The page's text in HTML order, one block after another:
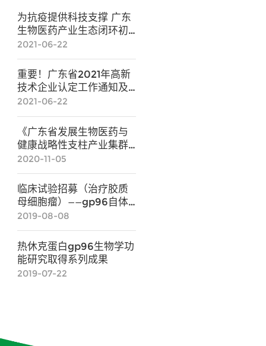
为抗疫提供科技支撑 广东
生物医药产业生态闭环初
步构建
2021-06-22
重要！广东省2021年高新
技术企业认定工作通知及
申报系统图解
2021-06-22
《广东省发展生物医药与
健康战略性支柱产业集群
行动计划（2021-
2025）》政策解读
2020-11-05
临床试验招募（治疗胶质
母细胞瘤）——gp96自体
免疫治疗技术
2019-08-08
热休克蛋白gp96生物学功
能研究取得系列成果
2019-07-22